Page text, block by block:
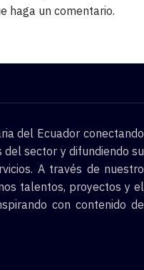
haga un comentario.
del Ecuador conectando
sector y difundiendo su
A través de nuestro
talentos, proyectos y el
con contenido de